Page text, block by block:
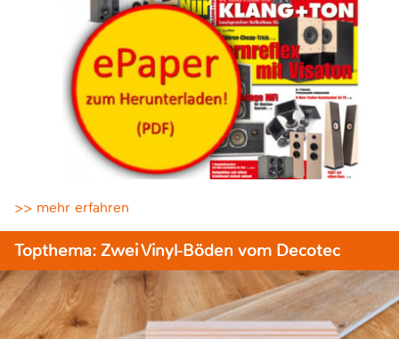
>> mehr erfahren
Topthema: Zwei Vinyl-Böden vom Decotec